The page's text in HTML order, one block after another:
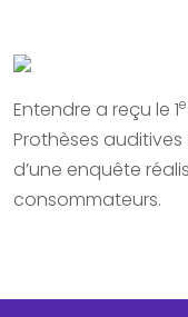
Entendre a reçu le 1
Prothèses auditives
d’une enquête
consommateurs.